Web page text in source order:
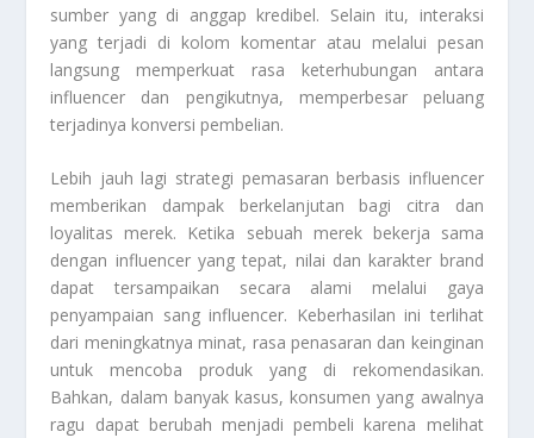
sumber yang di anggap kredibel. Selain itu, interaksi
yang terjadi di kolom komentar atau melalui pesan
langsung memperkuat rasa keterhubungan antara
influencer dan pengikutnya, memperbesar peluang
terjadinya konversi pembelian.
Lebih jauh lagi strategi pemasaran berbasis influencer
memberikan dampak berkelanjutan bagi citra dan
loyalitas merek. Ketika sebuah merek bekerja sama
dengan influencer yang tepat, nilai dan karakter brand
dapat tersampaikan secara alami melalui gaya
penyampaian sang influencer. Keberhasilan ini terlihat
dari meningkatnya minat, rasa penasaran dan keinginan
untuk mencoba produk yang di rekomendasikan.
Bahkan, dalam banyak kasus, konsumen yang awalnya
ragu dapat berubah menjadi pembeli karena melihat